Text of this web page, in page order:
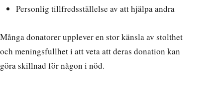
Personlig tillfredsställelse av att hjälpa andra
Många donatorer upplever en stor känsla av stolthet
och meningsfullhet i att veta att deras donation kan
göra skillnad för någon i nöd.